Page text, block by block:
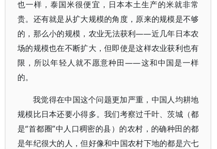
也一样，泰国米很便宜，日本本土生产的米就非常
贵。还有就是从扩大规模的角度，原来的规模是不够
的，那么小的规模，农业无法获利——近几年日本农
场的规模也在不断扩大，但即使是这样农业获利也有
限，所以年轻人就不愿意种田——这和中国是一样
的。
我觉得在中国这个问题更加严重，中国人均耕地
规模比日本还要小得多。我们考察过千叶、茨城（都
是“首都圈”中人口稠密的县）的农村，的确种田的都
是年纪很大的人，但好像和中国农村下地的都是六七